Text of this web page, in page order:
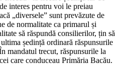
interes pentru voi le preiau
„diversele” sunt prevăzute de
de normalitate ca primarul și
să răspundă consilierilor, țin să
ședință ordinară răspunsurile
mandatul trecut, răspunsurile la
care conduceau Primăria Bacău.